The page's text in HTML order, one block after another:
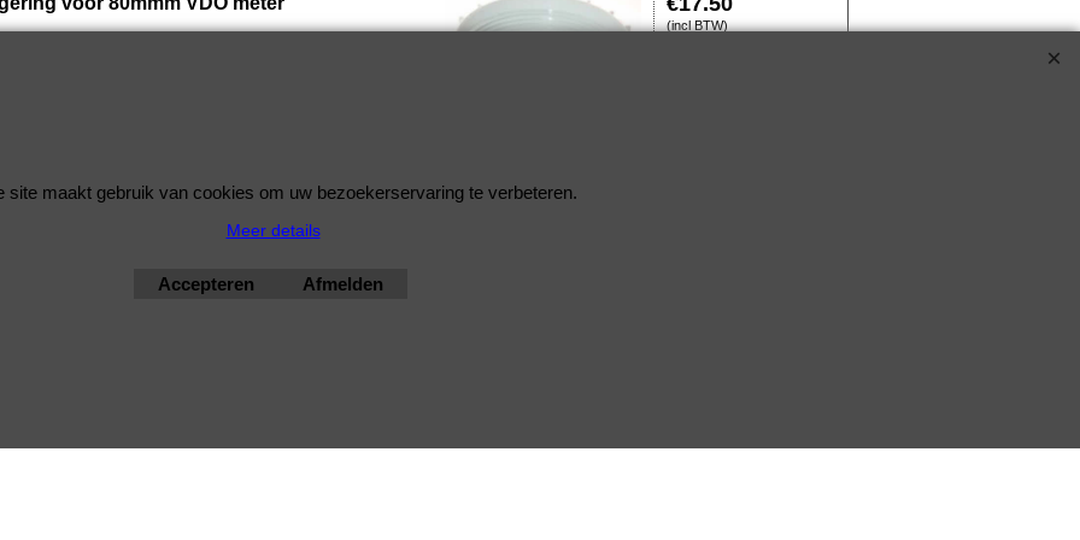
(incl BTW)
bimmershop by improtec 2026
BMW Kwaliteit en Service onder 1 dak
site maakt gebruik van cookies om uw bezoekerservaring te verbeteren.
Meer details
Accepteren Afmelden